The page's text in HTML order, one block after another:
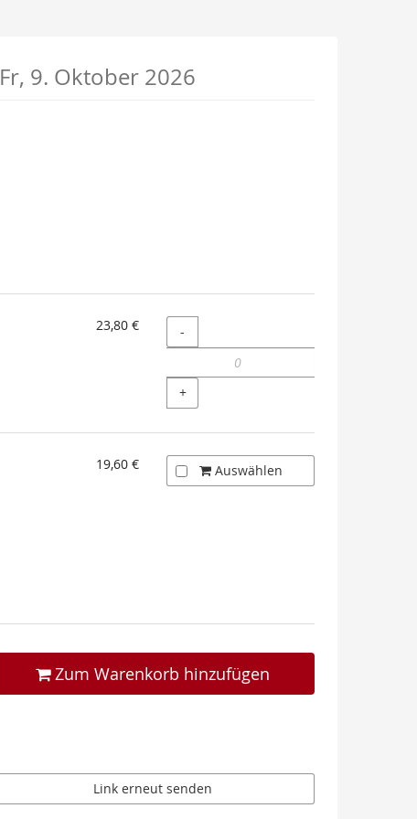
Fr, 9. Oktober 2026
23,80 € Menge
-
+
19,60 € Auswählen
Zum Warenkorb hinzufügen
Link erneut senden